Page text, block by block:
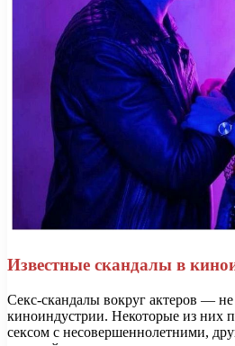
Известные скандалы в
Секс-скандалы вокруг актеров — не
киноиндустрии. Некоторые из них
сексом с несовершеннолетними,